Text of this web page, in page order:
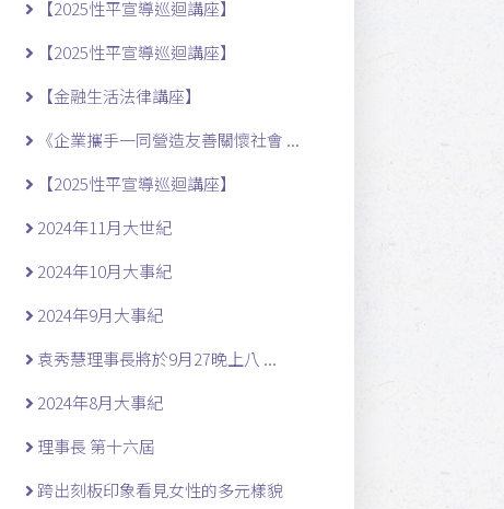
【2025性平宣導巡迴講座】
【2025性平宣導巡迴講座】
【金融生活法律講座】
《企業攜手一同營造友善關懷社會 ...
【2025性平宣導巡迴講座】
2024年11月大世紀
2024年10月大事紀
2024年9月大事紀
袁秀慧理事長將於9月27晚上八 ...
2024年8月大事紀
理事長 第十六屆
跨出刻板印象看見女性的多元樣貌